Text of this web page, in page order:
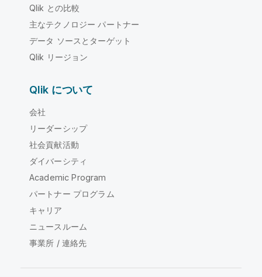
Qlik との比較
主なテクノロジー パートナー
データ ソースとターゲット
Qlik リージョン
Qlik について
会社
リーダーシップ
社会貢献活動
ダイバーシティ
Academic Program
パートナー プログラム
キャリア
ニュースルーム
事業所 / 連絡先